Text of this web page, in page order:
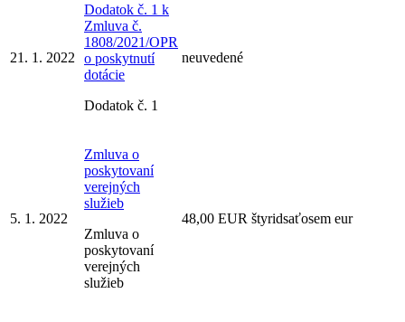
21. 1. 2022
Dodatok č. 1 k
Zmluva č.
1808/2021/OPR
o poskytnutí
dotácie
Dodatok č. 1
neuvedené
5. 1. 2022
Zmluva o
poskytovaní
verejných
služieb
Zmluva o
poskytovaní
verejných
služieb
48,00 EUR štyridsaťosem eur